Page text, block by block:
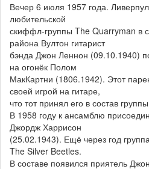
Вечер 6 июля 1957 года.
любительской
скиффл-группы The Quarryman в
района Вултон гитарист
бэнда Джон Леннон (09.10.1940)
на огонёк Полом
МакКартни (1806.1942). Этот
своей игрой на гитаре,
что тот принял его в состав
В 1958 году к ансамблю
Джордж Харрисон
(25.02.1943). Ещё через год
The Silver Beetles.
В составе появился приятель